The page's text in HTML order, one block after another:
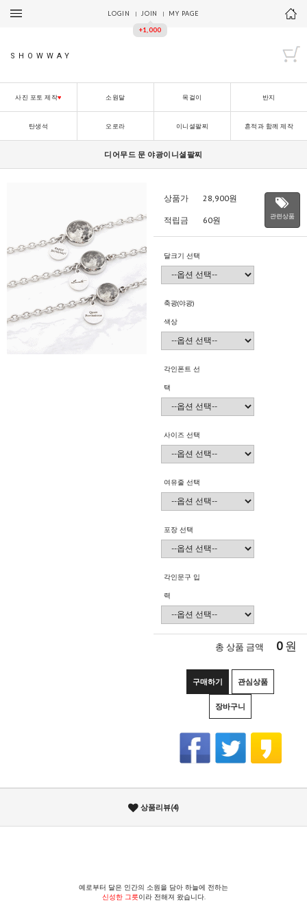
LOGIN JOIN
+1,000
MY PAGE
SHOWWAY
사진 포토 제작♥ 소원달 목걸이 반지
탄생석 오로라 이니셜팔찌 흔적과 함께 제작
디어무드 문 야광이니셜팔찌
상품가 28,900원
적립금 60원 관련상품
달크기 선택
축광(야광)
색상
각인폰트 선
택
사이즈 선택
여유줄 선택
포장 선택
각인문구 입
력
총 상품 금액 0원
구매하기 관심상품
장바구니
상품리뷰(4)
예로부터 달은 인간의 소원을 담아 하늘에 전하는
신성한 그릇이라 전해져 왔습니다.